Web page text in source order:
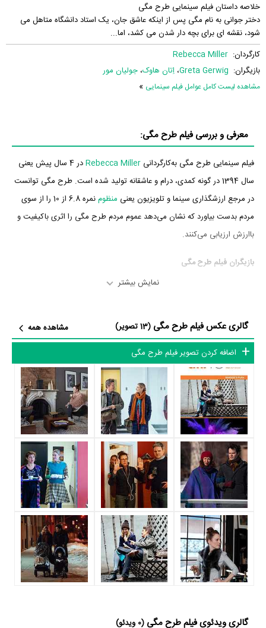
خلاصه داستان فیلم سینمایی طرح مگی
دختر جوانی به نام مگی پس از اینکه عاشق جان، یک استاد دانشگاه متاهل می
شود، نقشه ای برای بچه دار شدن می کشد، اما...
کارگردان: Rebecca Miller
بازیگران: Greta Gerwig، اِتان هاوک، جولیان مور
مشاهده لیست کامل عوامل فیلم سینمایی »
معرفی و بررسی فیلم طرح مگی:
فیلم سینمایی طرح مگی به‌کارگردانی Rebecca Miller
در 4 سال پیش یعنی
سال 1394 در گونه کمدی، درام و عاشقانه تولید شده است. طرح مگی توانست
در مرجع ارزشگذاری سینما و تلویزیون یعنی منظوم
نمره 6.8 از 10 را از سوی
مردم بدست بیاورد که نشان می‌دهد عموم مردم طرح مگی را اثری باکیفیت و
باارزش ارزیابی می‌کنند.
بازیگران فیلم طرح مگی
بازیگران فیلم طرح مگی چه کسانی هستند؟ در طرح مگی بازیگرانی چون
جولیان موردر نقش Georgette، بیل هیدردر نقش Tony، تراویس فیملدر
نقش Guy Childers،
مایا رودولفدر نقش Felicia و Stephen Linدر نقش
Shakespearean Actor's Lover به ایفای نقش و بازیگری پرداخته‌اند. در
فیلم طرح مگی حدود 11 بازیگر جلوی دوربین رفته‌اند که از نظر تعداد بازیگران
می‌توان طرح مگی را یک اثر پربازیگر عنوان کرد. از این‌لحاظ کارگردانی فیلم
طرح مگی باتوجه به بازی گرفتن از این تعداد بازیگر و مدیریت آنها کار بسیار
دشواری بوده است؛ باید بررسی کرد آیاRebecca Millerبه‌عنوان کارگردان و
به‌عنوان بازیگردان و همچنین تیم بازیگری طرح مگی توانسته‌اند در این زمینه
موفق باشند و بازی‌های درخشانی را نمایش دهند؟
از دیگر بازیگران فیلم طرح مگی می‌توان به
Wallace Shawnدر نقش
Kliegler،Mina Sundwall در نقش Justine،Jackson Frazer
در نقش
Paul و
Alex Morfدر نقش Al Bentwaithe اشاره کرد.
متوسط سن بازیگران طرح مگی براساس میزان سنی که از آنها در دایرةالمعارف
آنلاین سینما و تلویزیون یعنیمنظوم
ثبت شده، 48 سال است که نشان
می‌دهد بازیگران طرح مگی عمدتا از میانسالان هستند.
نمایش بیشتر
گالری عکس فیلم طرح مگی (13 تصویر)
مشاهده همه
اضافه کردن تصویر فیلم طرح مگی
گالری ویدئوی فیلم طرح مگی (0 ویدئو)